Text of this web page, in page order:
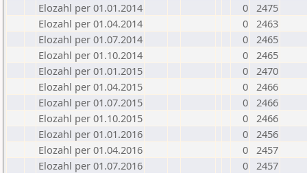
Elozahl per 01.01.2014
0 2475
Elozahl per 01.04.2014
0 2463
Elozahl per 01.07.2014
0 2465
Elozahl per 01.10.2014
0 2465
Elozahl per 01.01.2015
0 2470
Elozahl per 01.04.2015
0 2466
Elozahl per 01.07.2015
0 2466
Elozahl per 01.10.2015
0 2466
Elozahl per 01.01.2016
0 2456
Elozahl per 01.04.2016
0 2457
Elozahl per 01.07.2016
0 2457